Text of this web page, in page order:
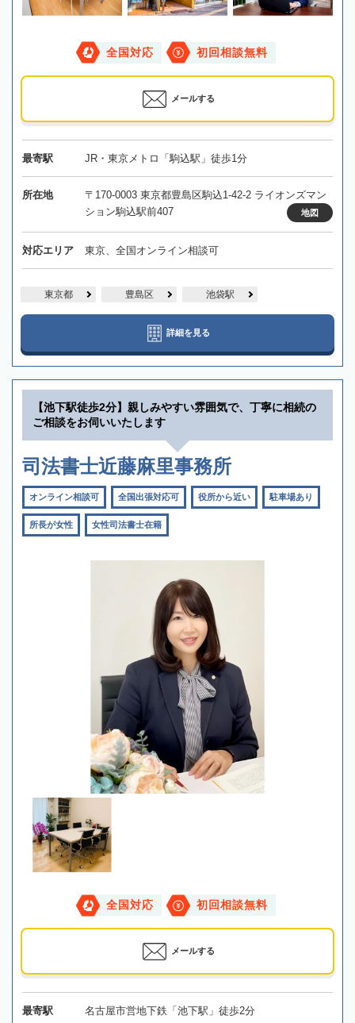
全国対応 初回相談無料
メールする
最寄駅 JR・東京メトロ「駒込駅」徒歩1分
所在地
〒170-0003 東京都豊島区駒込1-42-2 ライオンズマン
ション駒込駅前407
地図
対応エリア 東京、全国オンライン相談可
東京都 豊島区 池袋駅
詳細を見る
【池下駅徒歩2分】親しみやすい雰囲気で、丁寧に相続の
ご相談をお伺いいたします
司法書士近藤麻里事務所
オンライン相談可 全国出張対応可 役所から近い 駐車場あり
所長が女性 女性司法書士在籍
全国対応 初回相談無料
メールする
最寄駅 名古屋市営地下鉄「池下駅」徒歩2分